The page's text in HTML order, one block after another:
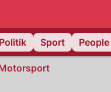
Politik Sport People